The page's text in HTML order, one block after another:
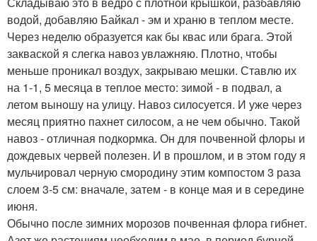
водой, добавляю Байкал - эм и храню в теплом месте.
Через неделю образуется как бы квас или брага. Этой
закваской я слегка навоз увлажняю. Плотно, чтобы
меньше проникал воздух, закрываю мешки. Ставлю их
на 1-1, 5 месяца в теплое место: зимой - в подвал, а
летом выношу на улицу. Навоз силосуется. И уже через
месяц приятно пахнет силосом, а не чем обычно. Такой
навоз - отличная подкормка. Он для почвенной флоры и
дождевых червей полезен. И в прошлом, и в этом году я
мульчировал черную смородину этим компостом 3 раза
слоем 3-5 см: вначале, затем - в конце мая и в середине
июня.
Обычно после зимних морозов почвенная флора гибнет.